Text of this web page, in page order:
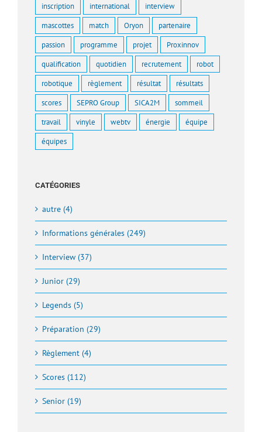
inscription international interview
mascottes match Oryon partenaire
passion programme projet Proxinnov
qualification quotidien recrutement robot
robotique règlement résultat résultats
scores SEPRO Group SICA2M sommeil
travail vinyle webtv énergie équipe
équipes
CATÉGORIES
autre (4)
Informations générales (249)
Interview (37)
Junior (29)
Legends (5)
Préparation (29)
Règlement (4)
Scores (112)
Senior (19)